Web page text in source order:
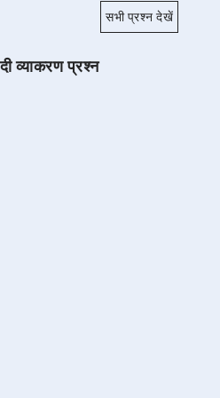
सभी प्रश्न देखें
व्याकरण प्रश्न